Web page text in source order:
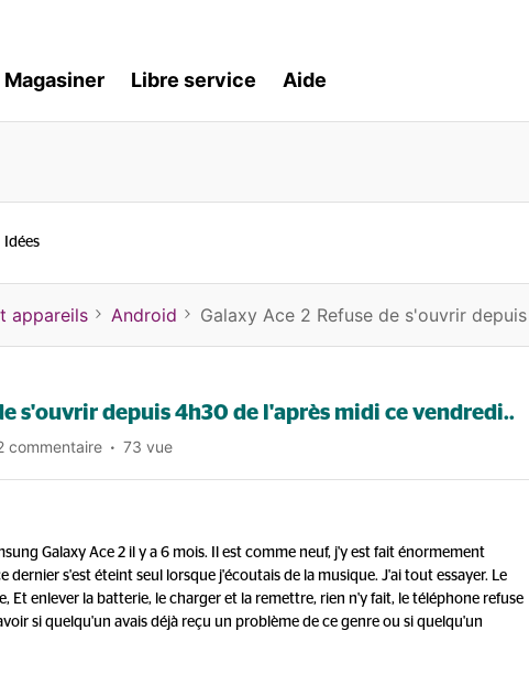
Magasiner Libre service Aide
Idées
appareils Android Galaxy Ace 2 Refuse de s'ouvrir
s'ouvrir depuis 4h30 de l'après midi ce vendredi..
commentaire 73 vue
Galaxy Ace 2 il y a 6 mois. Il est comme neuf, j'y est fait énormement
dernier s'est éteint seul lorsque j'écoutais de la musique. J'ai tout essayer. Le
Et enlever la batterie, le charger et la remettre, rien n'y fait, le téléphone refuse
si quelqu'un avais déjà reçu un problème de ce genre ou si quelqu'un